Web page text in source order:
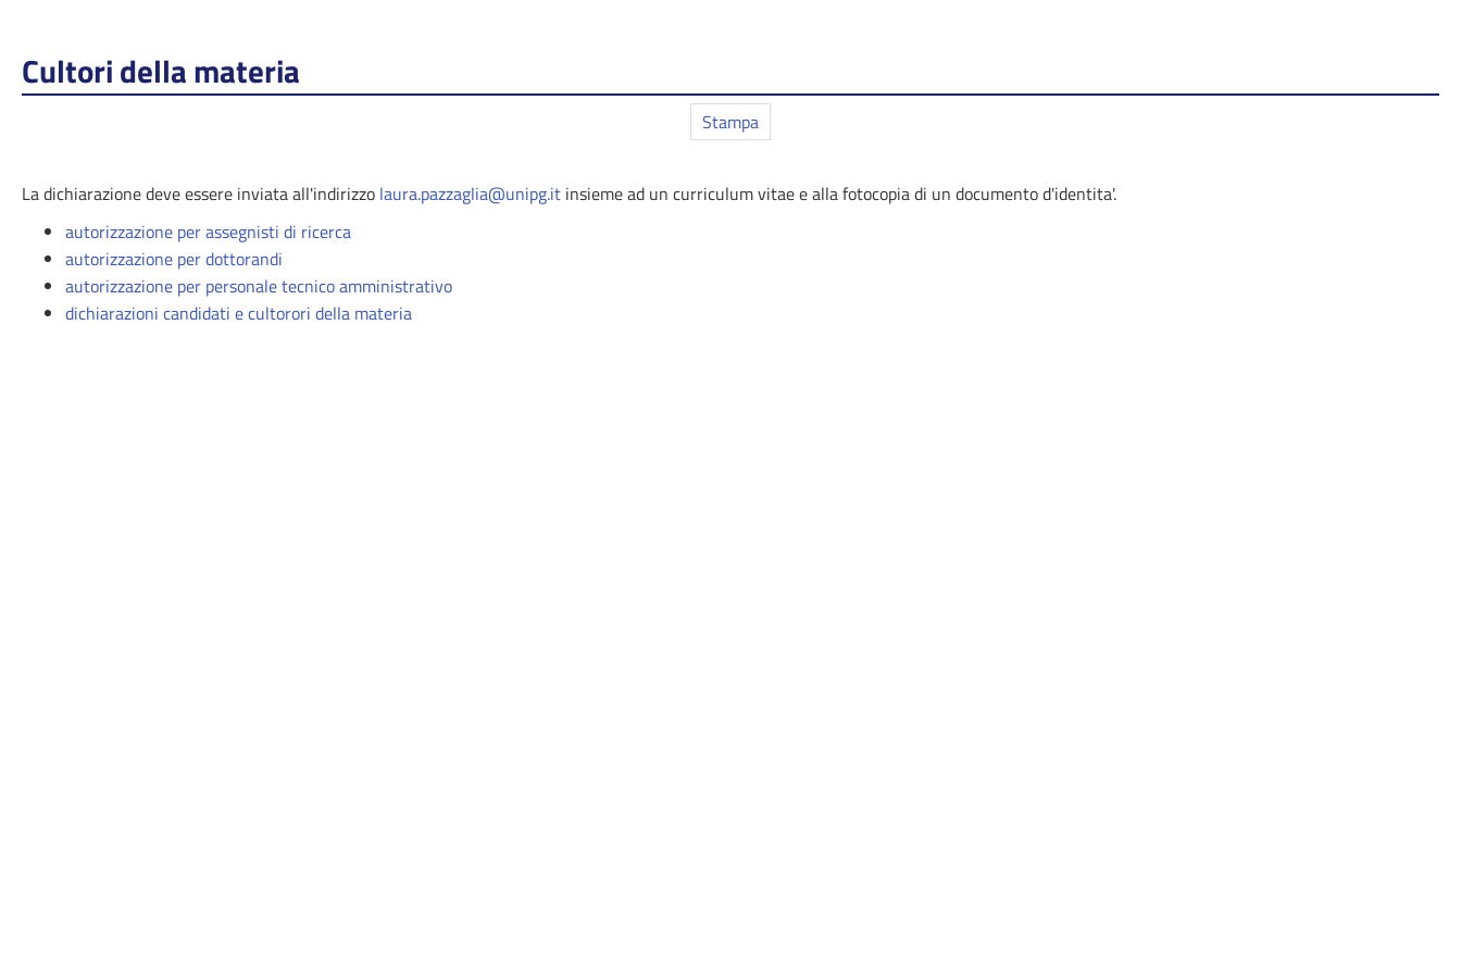
Cultori della materia
Stampa
La dichiarazione deve essere inviata all'indirizzo laura.pazzaglia@unipg.it insieme ad un curriculum vitae e alla fotocopia di un documento d'identita'.
autorizzazione per assegnisti di ricerca
autorizzazione per dottorandi
autorizzazione per personale tecnico amministrativo
dichiarazioni candidati e cultorori della materia